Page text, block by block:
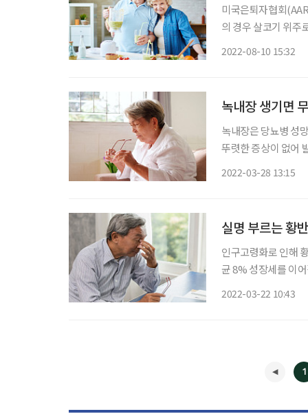
미국은퇴자협회
의 경우 살코기 위주
2022-08-10 15:32
녹내장 생기면
녹내장은 당뇨병 성
뚜렷한 증상이 없어
2022-03-28 13:15
실명 부르는 황
인구고령화로 인해
균 8% 성장세를 이어갈 것으로 전망된다. 시
2022-03-22 10:43
1